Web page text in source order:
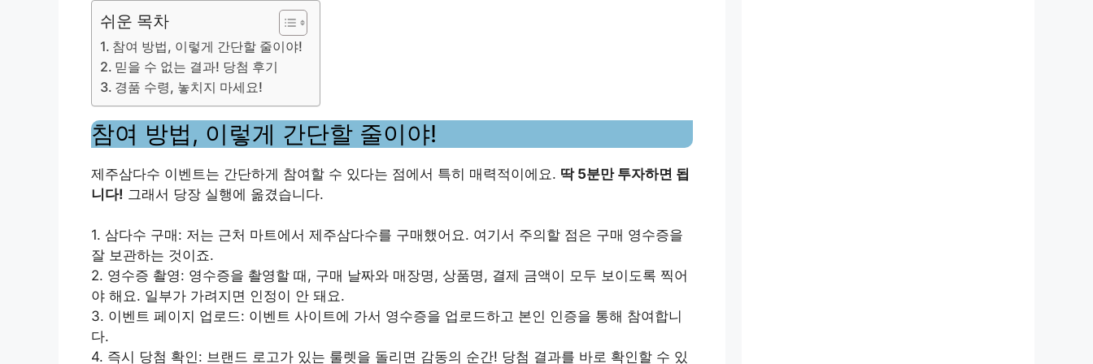
쉬운 목차
참여 방법, 이렇게 간단할 줄이야!
믿을 수 없는 결과! 당첨 후기
경품 수령, 놓치지 마세요!
참여 방법, 이렇게 간단할 줄이야!
제주삼다수 이벤트는 간단하게 참여할 수 있다는 점에서 특히 매력적이에요. 딱 5분만 투자하면 됩
니다! 그래서 당장 실행에 옮겼습니다.
1. 삼다수 구매: 저는 근처 마트에서 제주삼다수를 구매했어요. 여기서 주의할 점은 구매 영수증을
잘 보관하는 것이죠.
2. 영수증 촬영: 영수증을 촬영할 때, 구매 날짜와 매장명, 상품명, 결제 금액이 모두 보이도록 찍어
야 해요. 일부가 가려지면 인정이 안 돼요.
3. 이벤트 페이지 업로드: 이벤트 사이트에 가서 영수증을 업로드하고 본인 인증을 통해 참여합니
다.
4. 즉시 당첨 확인: 브랜드 로고가 있는 룰렛을 돌리면 감동의 순간! 당첨 결과를 바로 확인할 수 있